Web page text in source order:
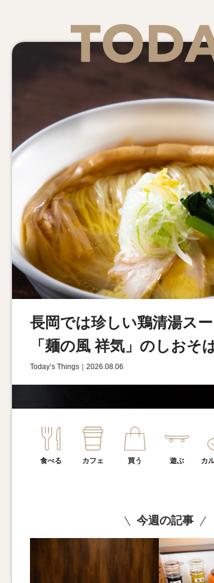
長岡では珍しい鶏清湯スー
「麺の風 祥気」のしおそば
Today’s Things｜2026.08.06
食べる カフェ 買う 遊ぶ カ
今週の記事